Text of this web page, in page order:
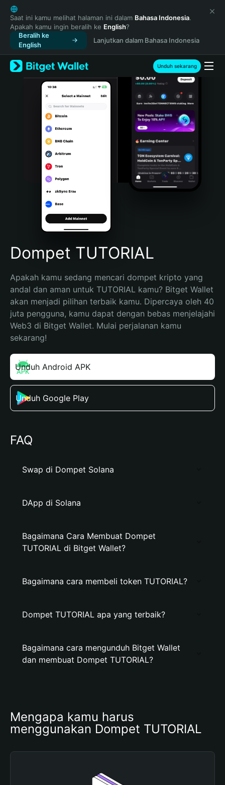
English
日本語
Tiếng Việt
Русский
Español (Latinoamérica)
Türkçe
Italiano
Português (Portugal)
Bahasa Indonesia
Português (Brasil)
Español (Argentina)
Saat ini kamu melihat halaman ini dalam Bahasa Indonesia.
Apakah kamu ingin beralih ke English?
Beralih ke
English
Lanjutkan dalam Bahasa Indonesia
Unduh sekarang
Dompet TUTORIAL
Apakah kamu sedang mencari dompet kripto yang
andal dan aman untuk TUTORIAL kamu? Bitget Wallet
akan menjadi pilihan terbaik kamu. Dipercaya oleh 40
juta pengguna, kamu dapat dengan bebas menjelajahi
Web3 di Bitget Wallet. Mulai perjalanan kamu
sekarang!
Unduh Android APK
Unduh Google Play
FAQ
Swap di Dompet Solana
DApp di Solana
Bagaimana Cara Membuat Dompet
TUTORIAL di Bitget Wallet?
Bagaimana cara membeli token TUTORIAL?
Dompet TUTORIAL apa yang terbaik?
Bagaimana cara mengunduh Bitget Wallet
dan membuat Dompet TUTORIAL?
Mengapa kamu harus
menggunakan Dompet TUTORIAL